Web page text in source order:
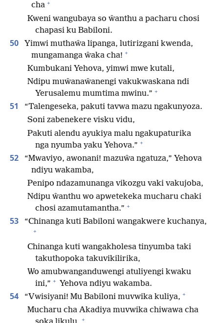
cha +
Kweni wangubaya so ŵanthu a pacharu chosi
chapasi ku Babiloni.
50
Yimwi muthaŵa lipanga, lutirizgani kwenda,
mungamanga ŵaka cha! +
Kumbukani Yehova, yimwi mwe kutali,
Ndipu muŵanaŵanengi vakukwaskana ndi
Yerusalemu mumtima mwinu.” +
51
“Talengeseka, pakuti tavwa mazu ngakunyoza.
Soni zabenekere visku vidu,
Pakuti alendu ayukiya malu ngakupaturika
nga nyumba yaku Yehova.” +
52
“Mwaviyo, awonani! mazuŵa ngatuza,” Yehova
ndiyu wakamba,
Penipo ndazamunanga vikozgu vaki vakujoba,
Ndipu ŵanthu wo apwetekeka mucharu chaki
chosi azamutamantha.” +
53 “Chinanga kuti Babiloni wangakwere kuchanya,
+
Chinanga kuti wangakholesa tinyumba taki
takuthopoka takuvikilirika,
Wo amubwanganduwengi atuliyengi kwaku
ini,” + Yehova ndiyu wakamba.
54 “Vwisiyani! Mu Babiloni muvwika kuliya, +
Mucharu cha Akadiya muvwika chiwawa cha
+